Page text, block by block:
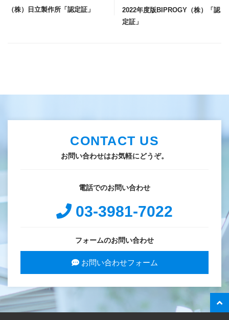
（株）日立製作所「認定証」
2022年度版BIPROGY（株）「認
定証」
CONTACT US
お問い合わせはお気軽にどうぞ。
電話でのお問い合わせ
03-3981-7022
フォームのお問い合わせ
お問い合わせフォーム